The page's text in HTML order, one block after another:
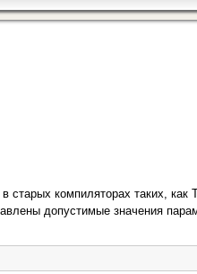
старых компиляторах таких, как
допустимые зна­чения